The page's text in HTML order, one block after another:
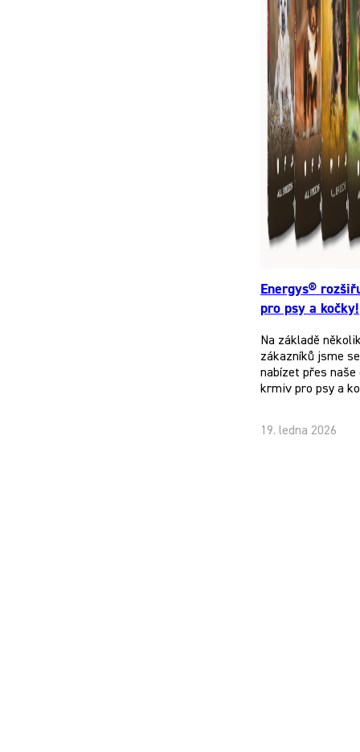
Energys®
pro psy a kočky!
Na základě
zákazníků jsme
nabízet přes
krmiv pro psy a
19. ledna 2026